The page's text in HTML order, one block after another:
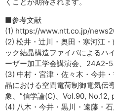
■参考文献
(1) https://www.ntt.co.jp/
(2) 松井・辻川・奥田・寒河江
ック結晶構造ファイバによるハ
ーザー加工学会講演会、24A2-5
(3) 中村・宮津・佐々木・今井
晶における空間電荷制御電気伝
象、”信学論(C)、Vol.90, No.12,
(4) 八木・今井・黒川・遠藤・